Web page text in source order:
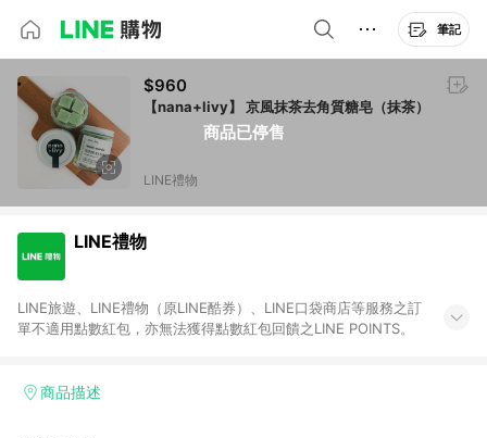
筆記
商品已停售
$960
【nana+livy】 京風抹茶去角質糖皂（抹茶）
LINE禮物
LINE禮物
LINE旅遊、LINE禮物（原LINE酷券）、LINE口袋商店等服務之訂
單不適用點數紅包，亦無法獲得點數紅包回饋之LINE POINTS。
商品描述